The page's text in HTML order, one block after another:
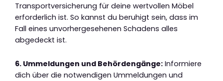
Transportversicherung für deine wertvollen Möbel
erforderlich ist. So kannst du beruhigt sein, dass im
Fall eines unvorhergesehenen Schadens alles
abgedeckt ist.
6. Ummeldungen und Behördengänge: Informiere
dich über die notwendigen Ummeldungen und